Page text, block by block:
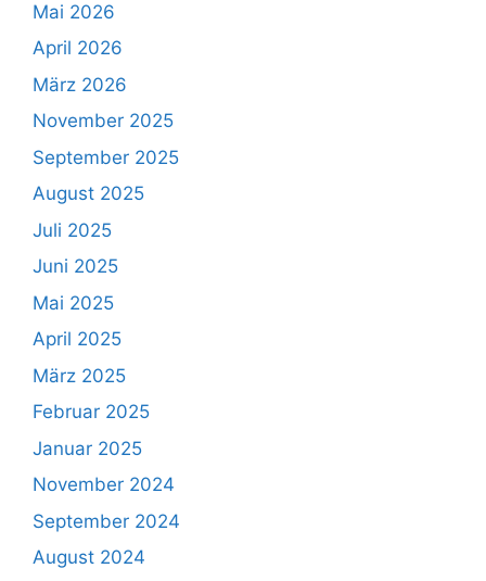
Mai 2026
April 2026
März 2026
November 2025
September 2025
August 2025
Juli 2025
Juni 2025
Mai 2025
April 2025
März 2025
Februar 2025
Januar 2025
November 2024
September 2024
August 2024